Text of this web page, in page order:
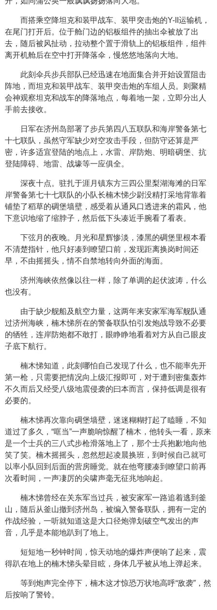
而搭乘空降坦克和装甲战车、装甲突击炮的Y-II运输机，
在尾门打开后。位于舱门边的铝板组件的抽出伞被放了出
去，随后被风扯动，拉动整个置于滑轨上的铝板组件，组件
离开机舱后在空中打开降落伞，慢悠悠地落向大地。
此刻伞兵步兵部队已经迅速在地面集合并开始设置阻击
阵地，而坦克和装甲战车、装甲突击炮的车组人员。则聚精
会神观察坦克和战车的降落地点，每着地一架，立即分出人
手前去接收。
日军在济州岛部署了步兵第四八五联队和海岸警备第七
十七联队，虽然守军缺少对空攻击手段，但防守还算是严
密，许多适宜登陆的地点上，水雷、岸防炮、明暗碉堡、抗
登陆障碍、地雷、战壕等一应俱全。
深夜十点。驻扎于涯月镇东方三四公里梨湖海滩的日军
岸警备第七十七联队的小队长楠木悌少尉没精打采地背靠着
铺垫了稻草的碉堡墙壁，感受着从通风口透进来的霜风，他
下意识地缩了缩脖子，然后低下头凑近手腕看了看表。
下弦月的夜晚。月光和星辉惨淡，漆黑的碉堡里根本看
不清楚指针，他只好凑到瞭望口前，发现距离换岗时间还
早，不由摇摇头，情不自禁地转向外面的海面。
济州海峡依然像以往一样，除了单调的起伏波涛，什么
也没有。
由于缺少舰船及航空力量，这两年来安家军海军舰队通
过济州海峡，楠木悌所在的警备联队怕引发炮战导致不必要
的牺牲，连岸防炮都不敢打，眼睁睁地看着对方从自己眼皮
子底下航行。
楠木悌知道，此刻哪怕自己发现了什么，也不能率先开
第一枪，只需要把情况向上级汇报即可，对于遭到密集轰炸
不久而后又经受八级地震侵袭的曰本而言，保持低调是很有
必要的。
楠木悌再次靠向碉堡墙壁，迷迷糊糊打起了瞌睡，不知
道过了多久，“哐当”一声脆响惊醒了楠木，他转头一看，原来
是一个士兵的三八式步枪滑落地上了，那个士兵抱歉地向他
笑了笑。楠木摇摇头，忽然想起凌晨换班，到时候自己就可
以率小队回到后面的营房睡觉。就在他弯腰凑到瞭望口前再
次看时间，一声凄厉的尖啸声毫无征兆地响起。
楠木悌曾经在关东军当过兵，被安家军一路追着逃到釜
山，随后从釜山撤到济州岛，被编入警备联队，拥有一定的
作战经验，一听就知道这是大口径炮弹划破空气发出的声
音，几乎是本能地趴到了地上。
短短地一秒钟时间，惊天动地的爆炸声便响了起来，震
得趴在地上的楠木悌头晕目眩，身体几乎被从地上弹起来。
等到炮声完全停下，楠木这才惊恐万状地高呼“敌袭”，然
后按响了警铃。